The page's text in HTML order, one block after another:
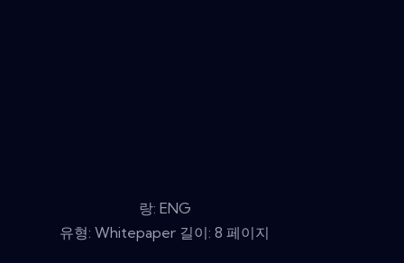
랑: ENG
유형: Whitepaper 길이: 8 페이지